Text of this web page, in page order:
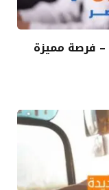
فرصة مميزة